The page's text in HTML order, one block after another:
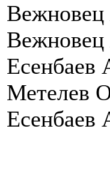
Вежновец
Вежновец
Есенбаев
Метелев
Есенбаев